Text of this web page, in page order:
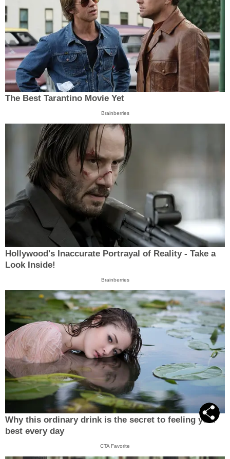
The Best Tarantino Movie Yet
Brainberries
Hollywood's Inaccurate Portrayal of Reality - Take a
Look Inside!
Brainberries
Why this ordinary drink is the secret to feeling your
best every day
CTA Favorite